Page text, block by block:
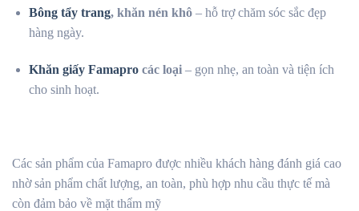
Bông tẩy trang, khăn nén khô– hỗ trợ chăm sóc sắc đẹp
hàng ngày.
Khăn giấy Famaprocác loại– gọn nhẹ, an toàn và tiện ích
cho sinh hoạt.
Các sản phẩm của Famapro được nhiều khách hàng đánh giá cao
nhờ sản phẩm chất lượng, an toàn, phù hợp nhu cầu thực tế mà
còn đảm bảo về mặt thẩm mỹ